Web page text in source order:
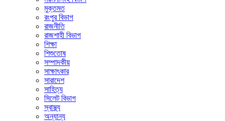
মুক্তমত
রংপুর বিভাগ
রাজনীতি
রাজশাহী বিভাগ
শিক্ষা
শিশুতোষ
সম্পাদকীয়
সাক্ষাৎকার
সারাদেশ
সাহিত্য
সিলেট বিভাগ
স্বাস্থ্য
অন্যান্য